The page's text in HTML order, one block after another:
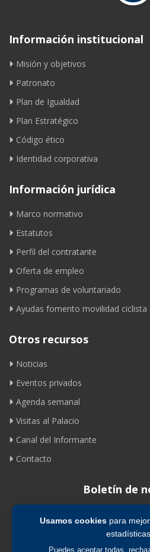
Usamos cookiespara
estadísticas.
Puedes aceptar todas,
Información institucional
Misión y objetivos
Patronato
Plan de Igualdad
Plan Estratégico
Código ético
Identidad corporativa
Información jurídica
Marco normativo
Estatutos
Perfil del contratante
Oferta de empleo
Programas de voluntariado
Ayudas fomento movilidad ciclista
Otros recursos
Noticias
Eventos privados
Agenda semanal
Visitas al Palacio
Canal del Informante
Contacto
Boletín de
Suscribirse